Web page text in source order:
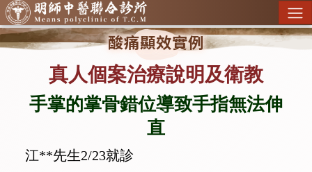
酸痛顯效實例
真人個案治療說明及衛教
手掌的掌骨錯位導致手指無法伸
直
江**先生2/23就診